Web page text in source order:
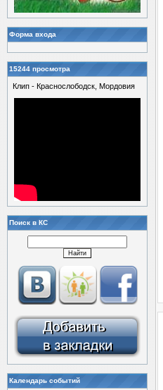
Форма входа
15244 просмотра
Клип - Краснослободск, Мордовия
Поиск в КС
Календарь событий